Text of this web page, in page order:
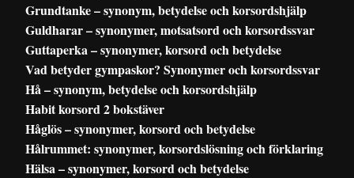
Grundtanke – synonym, betydelse och korsordshjälp
Guldharar – synonymer, motsatsord och korsordssvar
Guttaperka – synonymer, korsord och betydelse
Vad betyder gympaskor? Synonymer och korsordssvar
Hå – synonym, betydelse och korsordshjälp
Habit korsord 2 bokstäver
Håglös – synonymer, korsord och betydelse
Hålrummet: synonymer, korsordslösning och förklaring
Hälsa – synonymer, korsord och betydelse